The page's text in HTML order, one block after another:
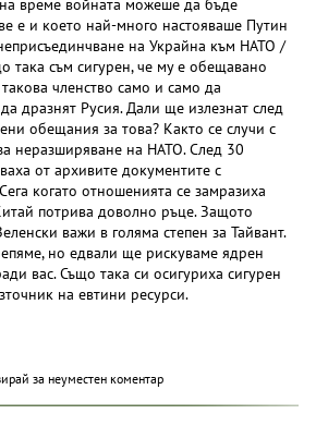
време войната можеше да бъде
е и което най-много настояваше Путин
на Украйна към НАТО /
така съм сигурен, че му е обещавано
членство само и само да
дразнят Русия. Дали ще излезнат след
обещания за това? Както се случи с
неразширяване на НАТО. След 30
от архивите документите с
когато отношенията се замразиха
потрива доволно ръце. Защото
важи в голяма степен за Тайвант.
но едвали ще рискуваме ядрен
вас. Също така си осигуриха сигурен
на евтини ресурси.
за неуместен коментар